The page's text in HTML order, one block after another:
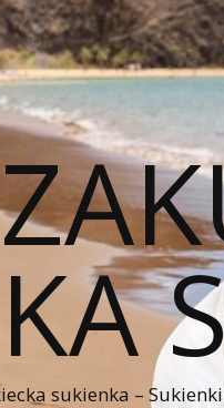
sukienka –